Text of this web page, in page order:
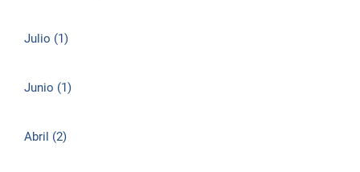
Julio (1)
Junio (1)
Abril (2)